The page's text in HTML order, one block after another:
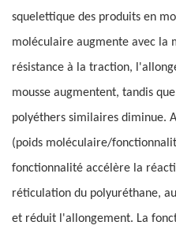
squelettique des produits en
moléculaire augmente avec la
résistance à la traction,
mousse augmentent, tandis
polyéthers similaires diminue.
(poids moléculaire/
fonctionnalité accélère la
réticulation du polyuréthane,
et réduit l'allongement. La